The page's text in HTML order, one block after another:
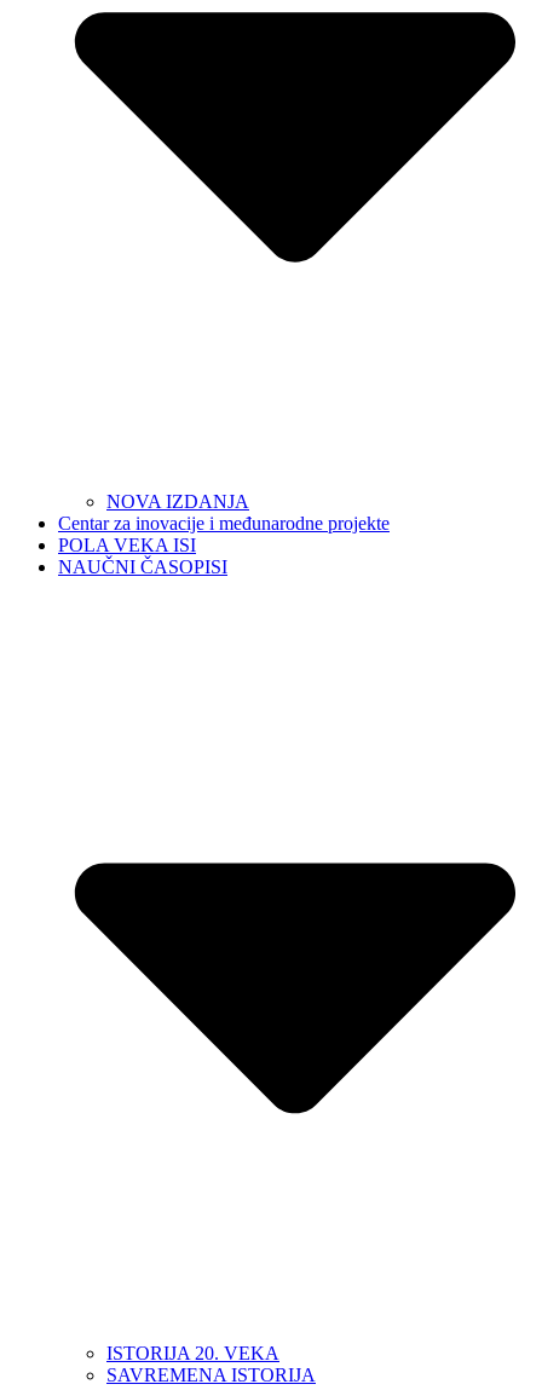
NOVA IZDANJA
Centar za inovacije i međunarodne projekte
POLA VEKA ISI
NAUČNI ČASOPISI
ISTORIJA 20. VEKA
SAVREMENA ISTORIJA